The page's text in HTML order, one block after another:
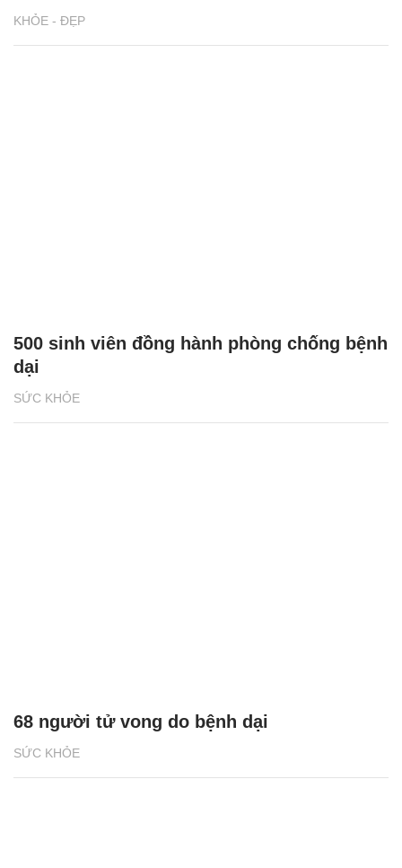
KHỎE - ĐẸP
SỨC KHỎE
500 sinh viên đồng hành phòng chống bệnh
dại
SỨC KHỎE
68 người tử vong do bệnh dại